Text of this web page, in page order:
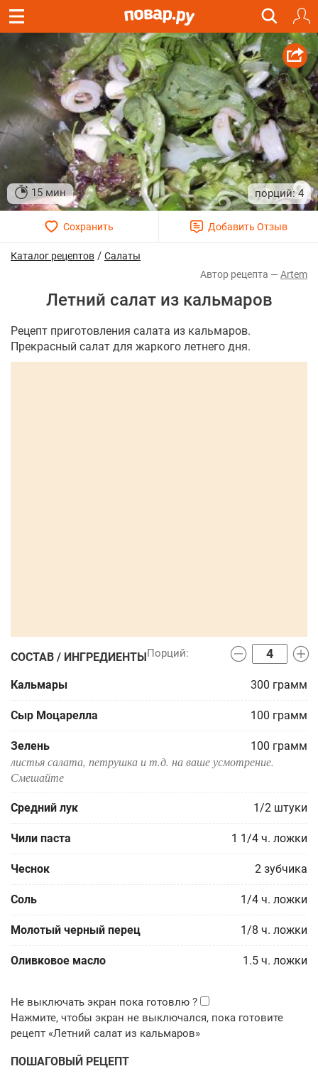
15 мин 4
Каталог рецептов / Салаты
Artem
Летний салат из кальмаров
Рецепт приготовления салата из кальмаров.
Прекрасный салат для жаркого летнего дня.
СОСТАВ / ИНГРЕДИЕНТЫ
Кальмары 300 грамм
Сыр Моцарелла 100 грамм
Зелень 100 грамм
листья салата, петрушка и т.д. на ваше усмотрение.
Смешайте
Средний лук 1/2 штуки
Чили паста 1 1/4 ч. ложки
Чеснок 2 зубчика
Соль 1/4 ч. ложки
Молотый черный перец 1/8 ч. ложки
Оливковое масло 1.5 ч. ложки
ПОШАГОВЫЙ РЕЦЕПТ